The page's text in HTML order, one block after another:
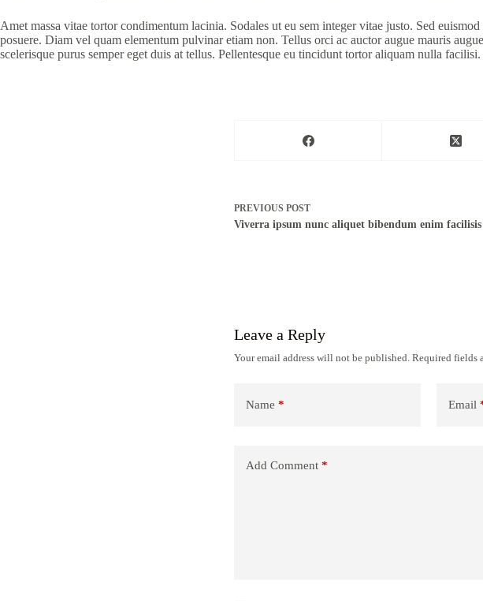
Amet massa vitae tortor condimentum lacinia. Sodales ut eu sem integer vitae justo. Sed
posuere. Diam vel quam elementum pulvinar etiam non. Tellus orci ac auctor augue mauris
scelerisque purus semper eget duis at tellus. Pellentesque eu tincidunt tortor aliquam nulla facilisi.
PREVIOUS POST
Viverra ipsum nunc aliquet bibendum enim facilisis
Leave a Reply
Your email address will not be published. Required fields
Name * Email
Add Comment *